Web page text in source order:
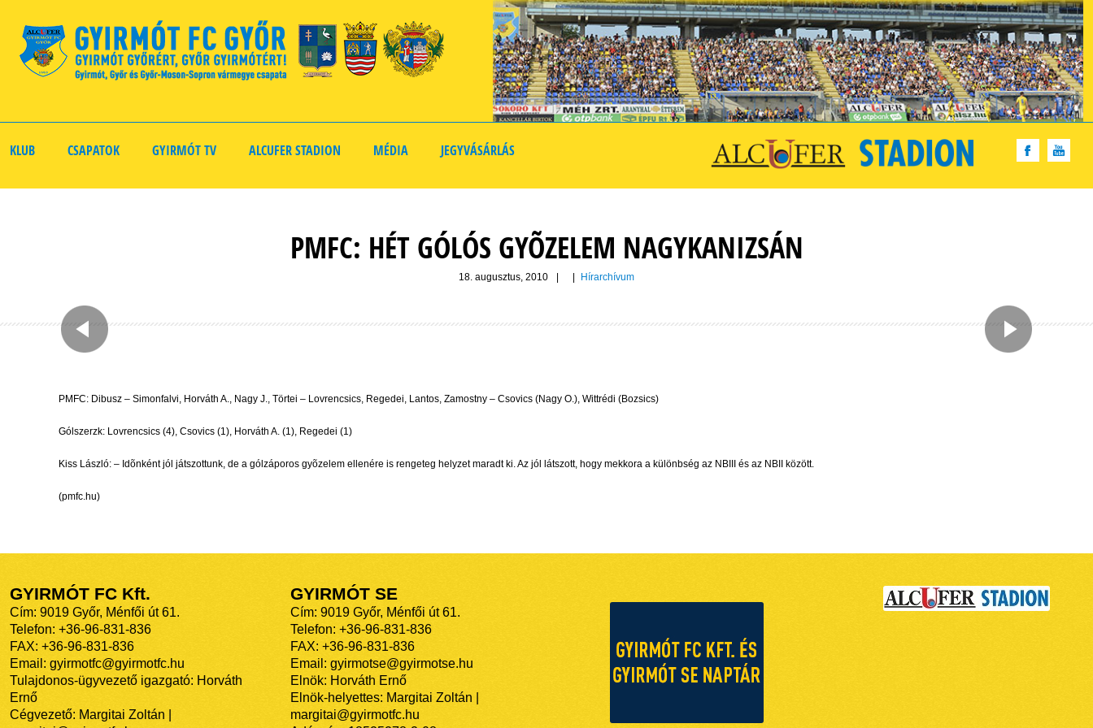
KLUB CSAPATOK GYIRMÓT TV ALCUFER STADION MÉDIA JEGYVÁSÁRLÁS
PMFC: HÉT GÓLÓS GYÕZELEM NAGYKANIZSÁN
18. augusztus, 2010 Hírarchívum
PMFC: Dibusz – Simonfalvi, Horváth A., Nagy J., Törtei – Lovrencsics, Regedei, Lantos, Zamostny – Csovics (Nagy O.), Wittrédi (Bozsics)
Gólszerzk: Lovrencsics (4), Csovics (1), Horváth A. (1), Regedei (1)
Kiss László: – Idõnként jól játszottunk, de a gólzáporos gyõzelem ellenére is rengeteg helyzet maradt ki. Az jól látszott, hogy mekkora a különbség az NBIII és az NBII között.
(pmfc.hu)
GYIRMÓT FC Kft.
Cím: 9019 Győr, Ménfői út 61.
Telefon: +36-96-831-836
FAX: +36-96-831-836
Email: gyirmotfc@gyirmotfc.hu
Tulajdonos-ügyvezető igazgató: Horváth
Ernő
Cégvezető: Margitai Zoltán |
GYIRMÓT SE
Cím: 9019 Győr, Ménfői út 61.
Telefon: +36-96-831-836
FAX: +36-96-831-836
Email: gyirmotse@gyirmotse.hu
Elnök: Horváth Ernő
Elnök-helyettes: Margitai Zoltán |
margitai@gyirmotfc.hu